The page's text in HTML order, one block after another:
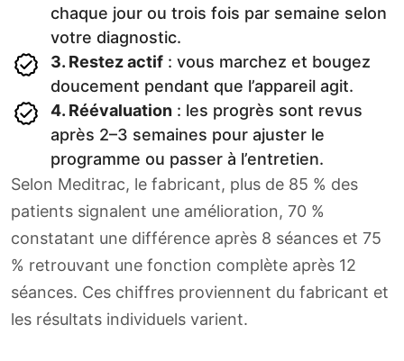
chaque jour ou trois fois par semaine selon
votre diagnostic.
3. Restez actif : vous marchez et bougez
doucement pendant que l’appareil agit.
4. Réévaluation : les progrès sont revus
après 2–3 semaines pour ajuster le
programme ou passer à l’entretien.
Selon Meditrac, le fabricant, plus de 85 % des
patients signalent une amélioration, 70 %
constatant une différence après 8 séances et 75
% retrouvant une fonction complète après 12
séances. Ces chiffres proviennent du fabricant et
les résultats individuels varient.